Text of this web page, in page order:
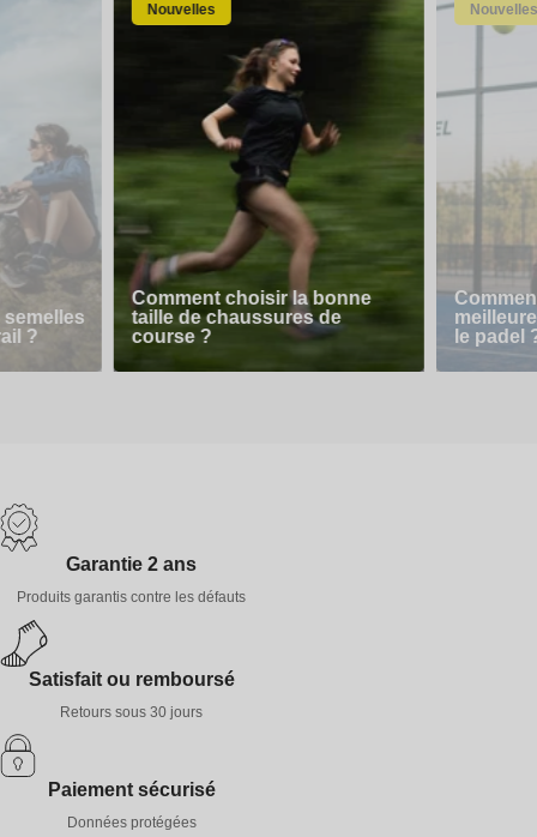
?
Nouvelles
Comment choisir la bonne
taille de chaussures de
course ?
Nouvelles
le padel
Garantie 2 ans
Produits garantis contre les défauts
Satisfait ou remboursé
Retours sous 30 jours
Paiement sécurisé
Données protégées